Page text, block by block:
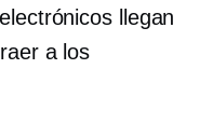
llegan
a los